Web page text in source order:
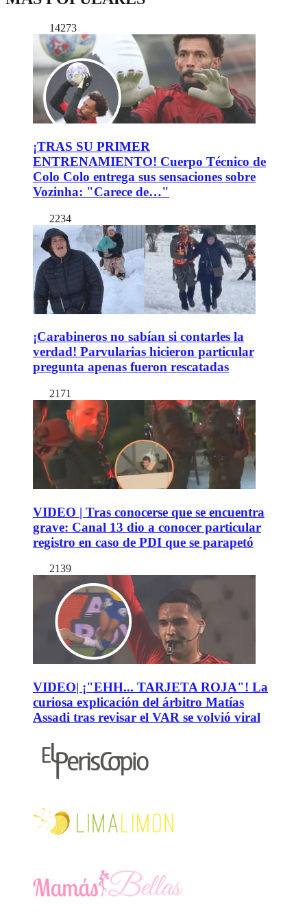
14273
¡TRAS SU PRIMER
ENTRENAMIENTO! Cuerpo Técnico de
Colo Colo entrega sus sensaciones sobre
Vozinha: "Carece de…"
2234
¡Carabineros no sabían si contarles la
verdad! Parvularias hicieron particular
pregunta apenas fueron rescatadas
2171
VIDEO | Tras conocerse que se encuentra
grave: Canal 13 dio a conocer particular
registro en caso de PDI que se parapetó
2139
VIDEO| ¡"EHH... TARJETA ROJA"! La
curiosa explicación del árbitro Matías
Assadi tras revisar el VAR se volvió viral